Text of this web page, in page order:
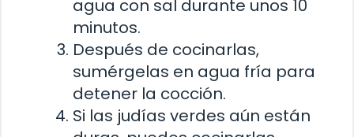
agua con sal durante unos 10
minutos.
Después de cocinarlas,
sumérgelas en agua fría para
detener la cocción.
Si las judías verdes aún están